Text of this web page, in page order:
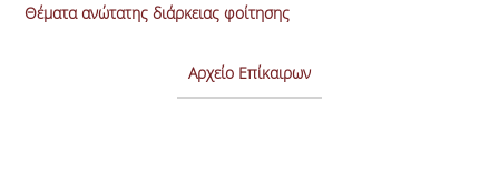
Θέματα ανώτατης διάρκειας φοίτησης
Αρχείο Επίκαιρων